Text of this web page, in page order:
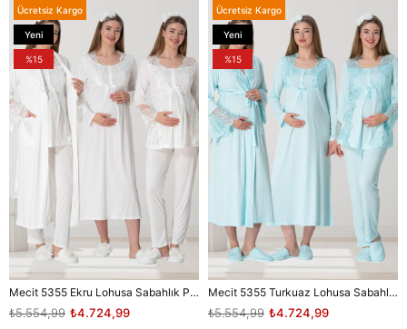
Mecit 5355 Ekru Lohusa Sabahlık Pijama Gecelik Takım
₺4.724,99
₺5.554,99
Ücretsiz Kargo
Yeni
Ürün
%15
Mecit 5355 Turkuaz Lohusa Sabahlık Pijama Gecelik Takım
₺4.724,99
₺5.554,99
Ücretsiz Kargo
Yeni
Ürün
%15